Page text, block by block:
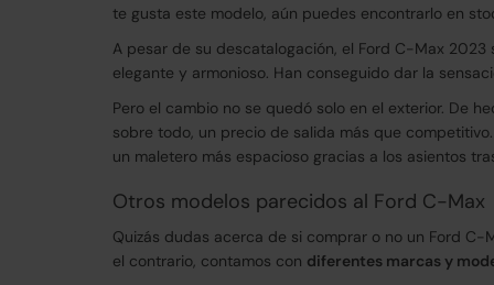
te gusta este modelo, aún puedes encontrarlo en
A pesar de su descatalogación, el Ford C-Max
elegante y armonioso. Han conseguido dar la
Pero el cambio no se quedó solo en el exterior. De
sobre todo, un precio de salida más que
un maletero más espacioso gracias a los asientos
Otros modelos parecidos al Ford C-Max
Quizás dudas acerca de si comprar o no un Ford
el contrario, contamos con diferentes marcas y